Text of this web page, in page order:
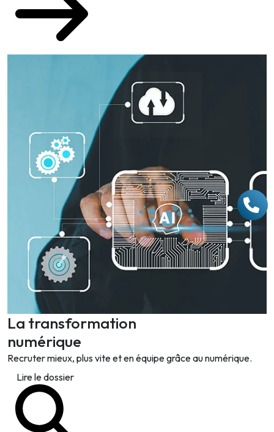
La transformation
numérique
Recruter mieux, plus vite et en équipe grâce au numérique.
Lire le dossier